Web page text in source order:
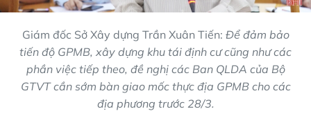
Giám đốc Sở Xây dựng Trần Xuân Tiến: Để đảm bảo
tiến độ GPMB, xây dựng khu tái định cư cũng như các
phần việc tiếp theo, đề nghị các Ban QLDA của Bộ
GTVT cần sớm bàn giao mốc thực địa GPMB cho các
địa phương trước 28/3.